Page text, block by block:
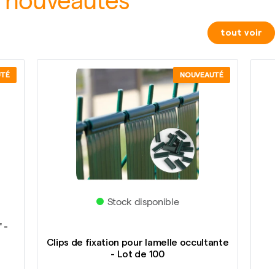
tout voir
-
NOUVEAUTÉ
Stock disponible
Clips de fixation pour lamelle occultante
- Lot de 100